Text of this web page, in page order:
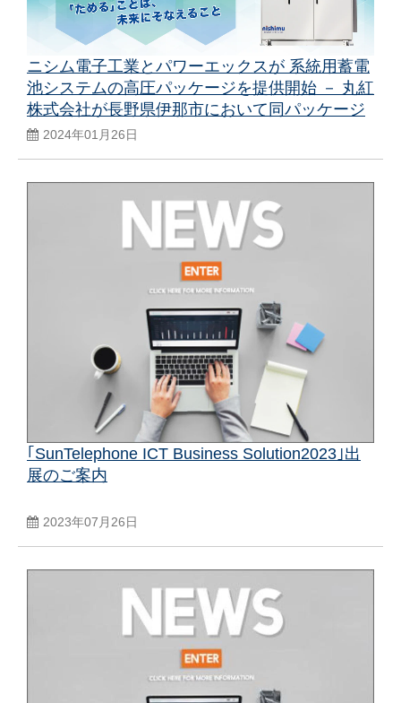
ニシム電子工業とパワーエックスが 系統用蓄電
池システムの高圧パッケージを提供開始 － 丸紅
株式会社が長野県伊那市において同パッケージ
を採用 －
2024年01月26日
｢SunTelephone ICT Business Solution2023｣出
展のご案内
2023年07月26日